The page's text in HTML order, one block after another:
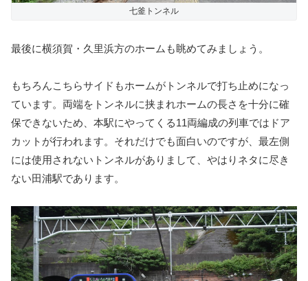
七釜トンネル
最後に横須賀・久里浜方のホームも眺めてみましょう。
もちろんこちらサイドもホームがトンネルで打ち止めになっ
ています。両端をトンネルに挟まれホームの長さを十分に確
保できないため、本駅にやってくる11両編成の列車ではドア
カットが行われます。それだけでも面白いのですが、最左側
には使用されないトンネルがありまして、やはりネタに尽き
ない田浦駅であります。